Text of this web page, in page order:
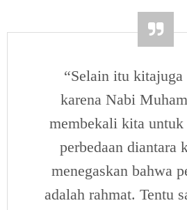
“Selain itu kitajuga
karena Nabi
membekali kita untuk
perbedaan diantara
menegaskan bahwa
adalah rahmat. Tentu